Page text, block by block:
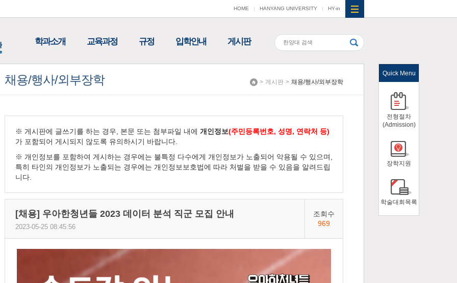
학과소개 교육과정 규정 입학안내 게시판
HOME HANYANG UNIVERSITY HY-in
> 게시판 > 채용/행사/외부장학
채용/행사/외부장학
※ 게시판에 글쓰기를 하는 경우, 본문 또는 첨부파일 내에 개인정보(주민등록번호, 성명, 연락처 등)
가 포함되어 게시되지 않도록 유의하시기 바랍니다.
※ 개인정보를 포함하여 게시하는 경우에는 불특정 다수에게 개인정보가 노출되어 악용될 수 있으며,
특히 타인의 개인정보가 노출되는 경우에는 개인정보보호법에 따라 처벌을 받을 수 있음을 알려드립
니다.
[채용] 우아한청년들 2023 데이터 분석 직군 모집 안내
2023-05-25 08:45:56
조회수
969
Quick Menu
전형절차
(Admission)
장학지원
학술대회목록